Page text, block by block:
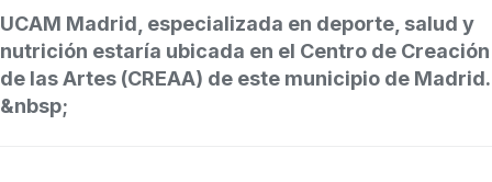
UCAM Madrid, especializada en deporte, salud y
nutrición estaría ubicada en el Centro de Creación
de las Artes (CREAA) de este municipio de Madrid.
&nbsp;